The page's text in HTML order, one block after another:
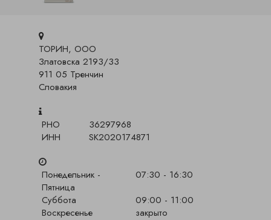
ТОРИН, ООО
Златовска 2193/33
911 05 Тренчин
Словакия
РНО
36297968
ИНН
SK2020174871
Понедельник -
Пятница
07:30 - 16:30
Суббота
09:00 - 11:00
Воскресенье
закрыто